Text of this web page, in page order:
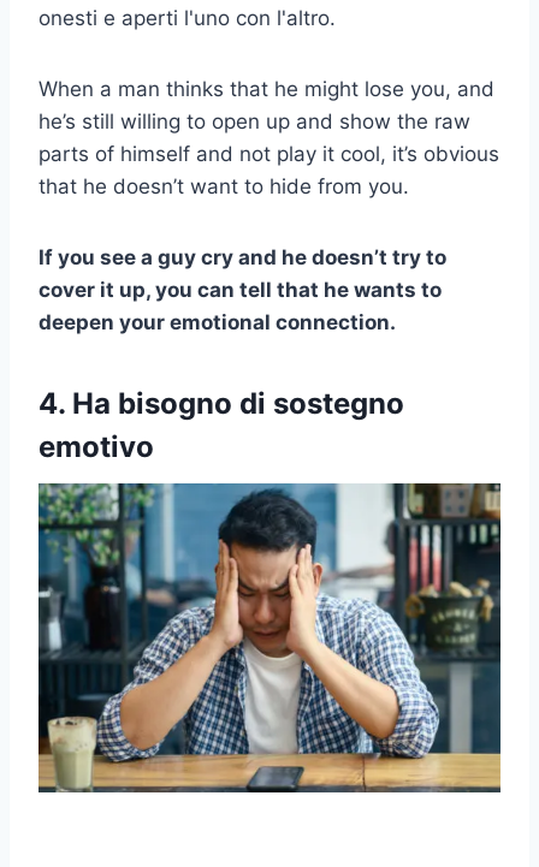
onesti e aperti l'uno con l'altro.
When a man thinks that he might lose you, and
he’s still willing to open up and show the raw
parts of himself and not play it cool, it’s obvious
that he doesn’t want to hide from you.
If you see a guy cry and he doesn’t try to
cover it up, you can tell that he wants to
deepen your emotional connection.
4. Ha bisogno di sostegno
emotivo